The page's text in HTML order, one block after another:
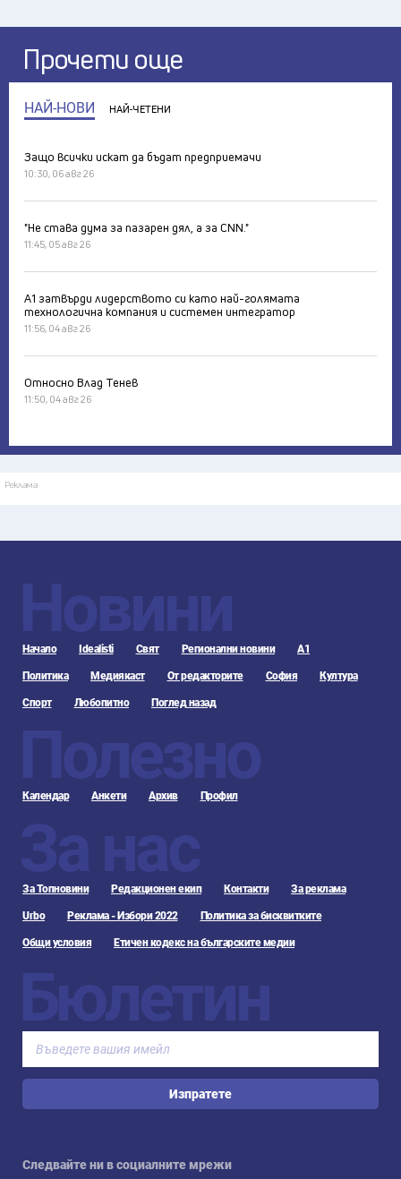
Прочети още
НАЙ-НОВИ НАЙ-ЧЕТЕНИ
Защо всички искат да бъдат предприемачи
10:30, 06 авг 26
"Не става дума за пазарен дял, а за CNN."
11:45, 05 авг 26
А1 затвърди лидерството си като най-голямата
технологична компания и системен интегратор
11:56, 04 авг 26
Относно Влад Тенев
11:50, 04 авг 26
Реклама
Новини
Начало Idealisti Свят Регионални новини А1
Политика Медиякаст От редакторите София Култура
Спорт Любопитно Поглед назад
Полезно
Календар Анкети Архив Профил
За нас
За Топновини Редакционен екип Контакти За реклама
Urbo Реклама - Избори 2022 Политика за бисквитките
Общи условия Етичен кодекс на българските медии
Бюлетин
Изпратете
Следвайте ни в социалните мрежи